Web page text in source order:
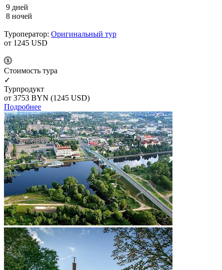
9 дней
8 ночей
Туроператор: Оригинальный тур
от 1245 USD
Cтоимость тура
✓
Турпродукт
от 3753 BYN (1245 USD)
Подробнее